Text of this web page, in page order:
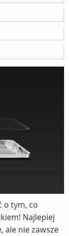
o tym, co
Najlepiej
ale nie zawsze